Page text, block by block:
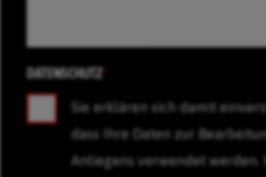
DATENSCHUTZ*
Sie erklären sich damit
dass Ihre Daten zur
Anliegens verwendet werden.